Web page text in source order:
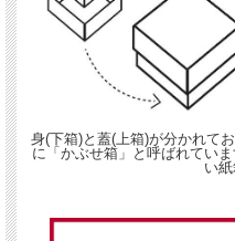
身(下箱)と蓋(上箱)が分かれて
に「かぶせ箱」と呼ばれてい
い紙